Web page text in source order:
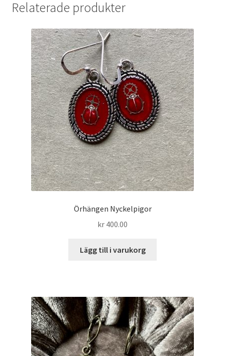
Relaterade produkter
Örhängen Nyckelpigor
kr 400.00
Lägg till i varukorg